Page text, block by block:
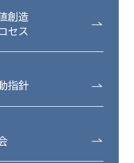
創造
セス
指針